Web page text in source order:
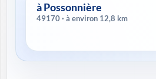
à Possonnière
49170 · à environ 12,8 km